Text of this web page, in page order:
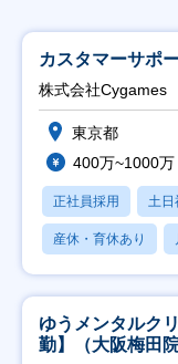
カスタマーサポ
株式会社Cygames
東京都
400万~1000万
正社員採用 土日
産休・育休あり
ゆうメンタルク
勤】（大阪梅田院